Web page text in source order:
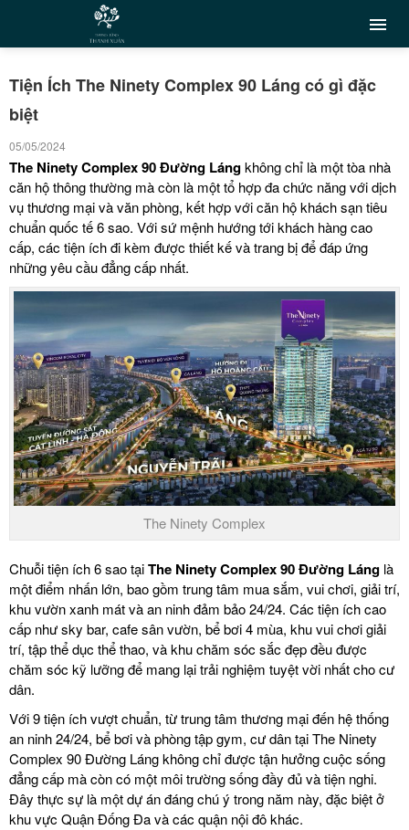
Tiện Ích The Ninety Complex 90 Láng có gì đặc
biệt
05/05/2024
The Ninety Complex 90 Đường Lángkhông chỉ là một tòa nhà
căn hộ thông thường mà còn là một tổ hợp đa chức năng với dịch
vụ thương mại và văn phòng, kết hợp với căn hộ khách sạn tiêu
chuẩn quốc tế 6 sao. Với sứ mệnh hướng tới khách hàng cao
cấp, các tiện ích đi kèm được thiết kế và trang bị để đáp ứng
những yêu cầu đẳng cấp nhất.
The Ninety Complex
Chuỗi tiện ích 6 sao tạiThe Ninety Complex 90 Đường Láng là
một điểm nhấn lớn, bao gồm trung tâm mua sắm, vui chơi, giải trí,
khu vườn xanh mát và an ninh đảm bảo 24/24. Các tiện ích cao
cấp như sky bar, cafe sân vườn, bể bơi 4 mùa, khu vui chơi giải
trí, tập thể dục thể thao, và khu chăm sóc sắc đẹp đều được
chăm sóc kỹ lưỡng để mang lại trải nghiệm tuyệt vời nhất cho cư
dân.
Với 9 tiện ích vượt chuẩn, từ trung tâm thương mại đến hệ thống
an ninh 24/24, bể bơi và phòng tập gym, cư dân tại The Ninety
Complex 90 Đường Láng không chỉ được tận hưởng cuộc sống
đẳng cấp mà còn có một môi trường sống đầy đủ và tiện nghi.
Đây thực sự là một dự án đáng chú ý trong năm này, đặc biệt ở
khu vực Quận Đống Đa và các quận nội đô khác.